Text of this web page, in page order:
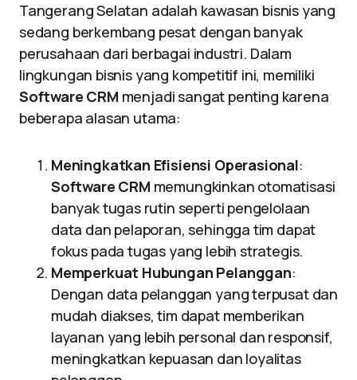
Tangerang Selatan adalah kawasan bisnis yang
sedang berkembang pesat dengan banyak
perusahaan dari berbagai industri. Dalam
lingkungan bisnis yang kompetitif ini, memiliki
Software CRM menjadi sangat penting karena
beberapa alasan utama:
Meningkatkan Efisiensi Operasional:
Software CRM memungkinkan otomatisasi
banyak tugas rutin seperti pengelolaan
data dan pelaporan, sehingga tim dapat
fokus pada tugas yang lebih strategis.
Memperkuat Hubungan Pelanggan:
Dengan data pelanggan yang terpusat dan
mudah diakses, tim dapat memberikan
layanan yang lebih personal dan responsif,
meningkatkan kepuasan dan loyalitas